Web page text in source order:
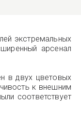
экстремальных
арсенал
в двух цветовых
к внешним
соответствует